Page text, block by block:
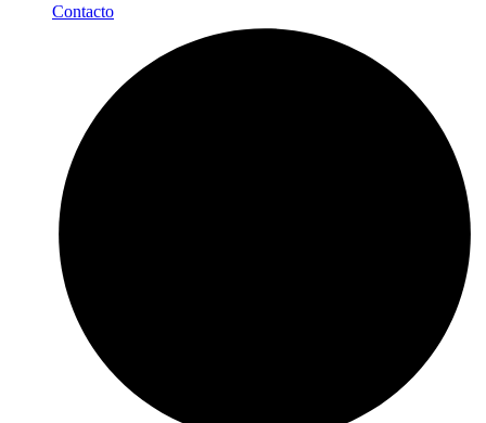
Contacto